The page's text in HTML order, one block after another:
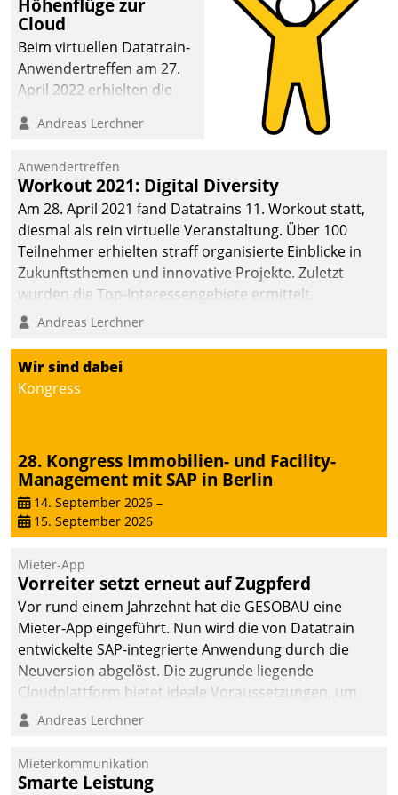
Cloud
Beim virtuellen Datatrain-
Anwendertreffen am 27.
April 2022 erhielten die
Teilnehmer kurzweilige
Cloud-Strategien und -
Lösungen mit hohem
Zukunftspotenzial.
Andreas Lerchner
Anwendertreffen
Workout 2021: Digital Diversity
Am 28. April 2021 fand Datatrains 11. Workout statt,
diesmal als rein virtuelle Veranstaltung. Über 100
Teilnehmer erhielten straff organisierte Einblicke in
Zukunftsthemen und innovative Projekte. Zuletzt
wurden die Top-Interessengebiete ermittelt.
Andreas Lerchner
Wir sind dabei
Kongress
28. Kongress Immobilien- und Facility-
Management mit SAP in Berlin
14. September 2026 –
15. September 2026
Mieter-App
Vorreiter setzt erneut auf Zugpferd
Vor rund einem Jahrzehnt hat die GESOBAU eine
Mieter-App eingeführt. Nun wird die von Datatrain
entwickelte SAP-integrierte Anwendung durch die
Neuversion abgelöst. Die zugrunde liegende
Cloudplattform bietet ideale Voraussetzungen, um
die Funktionalität der App zu erweitern und weitere
integrieren.
Andreas Lerchner
Mieterkommunikation
Smarte Leistung